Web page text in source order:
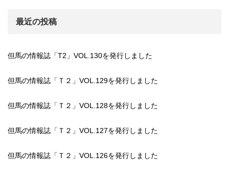
最近の投稿
但馬の情報誌「T2」VOL.130を発行しました
但馬の情報誌「Ｔ２」VOL.129を発行しました
但馬の情報誌「Ｔ２」VOL.128を発行しました
但馬の情報誌「Ｔ２」VOL.127を発行しました
但馬の情報誌「Ｔ２」VOL.126を発行しました